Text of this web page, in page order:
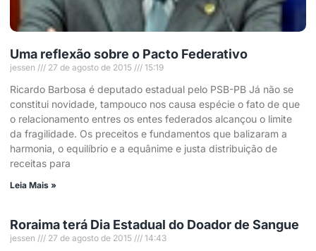
Uma reflexão sobre o Pacto Federativo
jessen 27 de agosto de 2015 15:19
Ricardo Barbosa é deputado estadual pelo PSB-PB Já não se
constitui novidade, tampouco nos causa espécie o fato de que
o relacionamento entres os entes federados alcançou o limite
da fragilidade. Os preceitos e fundamentos que balizaram a
harmonia, o equilíbrio e a equânime e justa distribuição de
receitas para
Leia Mais »
Roraima terá Dia Estadual do Doador de Sangue
jessen 27 de agosto de 2015 14:43